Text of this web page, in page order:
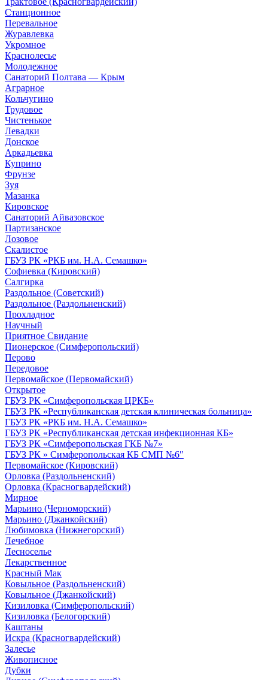
Станционное
Перевальное
Журавлевка
Укромное
Краснолесье
Молодежное
Санаторий Полтава — Крым
Аграрное
Кольчугино
Трудовое
Чистенькое
Левадки
Донское
Аркадьевка
Куприно
Фрунзе
Зуя
Мазанка
Кировское
Санаторий Айвазовское
Партизанское
Лозовое
Скалистое
ГБУЗ РК «РКБ им. Н.А. Семашко»
Софиевка (Кировский)
Салгирка
Раздольное (Советский)
Раздольное (Раздольненский)
Прохладное
Научный
Приятное Свидание
Пионерское (Симферопольский)
Перово
Передовое
Первомайское (Первомайский)
Открытое
ГБУЗ РК «Симферопольская ЦРКБ»
ГБУЗ РК «Республиканская детская клиническая больница»
ГБУЗ РК «РКБ им. Н.А. Семашко»
ГБУЗ РК «Республиканская детская инфекционная КБ»
ГБУЗ РК «Симферопольская ГКБ №7»
ГБУЗ РК » Симферопольская КБ СМП №6″
Первомайское (Кировский)
Орловка (Раздольненский)
Орловка (Красногвардейский)
Мирное
Марьино (Черноморский)
Марьино (Джанкойский)
Любимовка (Нижнегорский)
Лечебное
Лесноселье
Лекарственное
Красный Мак
Ковыльное (Раздольненский)
Ковыльное (Джанкойский)
Кизиловка (Симферопольский)
Кизиловка (Белогорский)
Каштаны
Искра (Красногвардейский)
Залесье
Живописное
Дубки